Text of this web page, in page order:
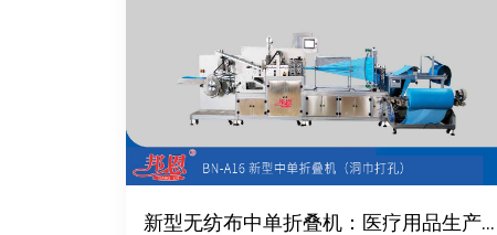
新型无纺布中单折叠机：医疗用品生产提质增效新利器